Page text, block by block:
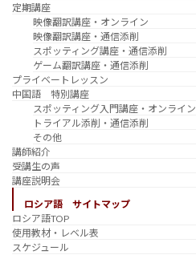
定期講座
映像翻訳講座・オンライン
映像翻訳講座・通信添削
スポッティング講座・通信添削
ゲーム翻訳講座・通信添削
プライベートレッスン
中国語 特別講座
スポッティング入門講座・オンライン
トライアル添削・通信添削
その他
講師紹介
受講生の声
講座説明会
ロシア語 サイトマップ
ロシア語TOP
使用教材・レベル表
スケジュール